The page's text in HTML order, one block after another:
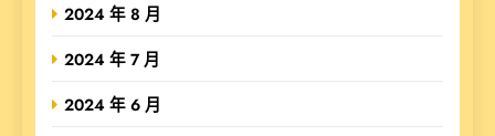
2024 年 8 月
2024 年 7 月
2024 年 6 月